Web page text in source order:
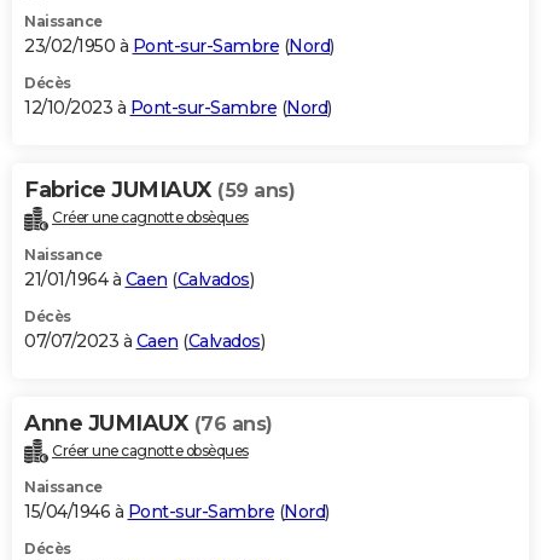
Naissance
23/02/1950 à Pont-sur-Sambre (Nord)
Décès
12/10/2023 à Pont-sur-Sambre (Nord)
Fabrice JUMIAUX (59 ans)
Créer une cagnotte obsèques
Naissance
21/01/1964 à Caen (Calvados)
Décès
07/07/2023 à Caen (Calvados)
Anne JUMIAUX (76 ans)
Créer une cagnotte obsèques
Naissance
15/04/1946 à Pont-sur-Sambre (Nord)
Décès